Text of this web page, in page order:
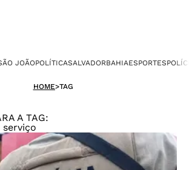
JOÃOPOLÍTICASALVADORBAHIAESPORTES
HOME>TAG
A TAG: